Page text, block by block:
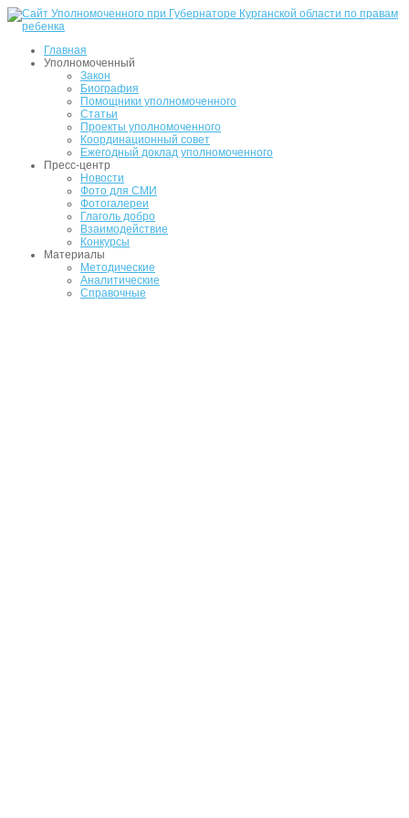
Главная
Уполномоченный
Закон
Биография
Помощники уполномоченного
Статьи
Проекты уполномоченного
Координационный совет
Ежегодный доклад уполномоченного
Пресс-центр
Новости
Фото для СМИ
Фотогалереи
Глаголь добро
Взаимодействие
Конкурсы
Материалы
Методические
Аналитические
Справочные